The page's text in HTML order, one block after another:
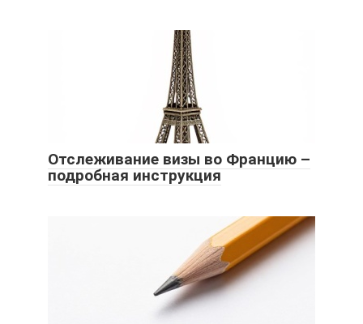
Отслеживание визы во Францию –
подробная инструкция